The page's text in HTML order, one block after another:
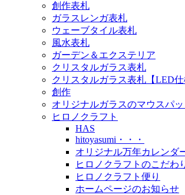
創作表札
ガラスレンガ表札
ウェーブタイル表札
風水表札
ガーデン＆エクステリア
クリスタルガラス表札
クリスタルガラス表札【LED仕
創作
オリジナルガラスのマウスパッ
ヒロノクラフト
HAS
hitoyasumi・・・
オリジナル万年カレンダ
ヒロノクラフトのこだわ
ヒロノクラフト便り
ホームページのお知らせ